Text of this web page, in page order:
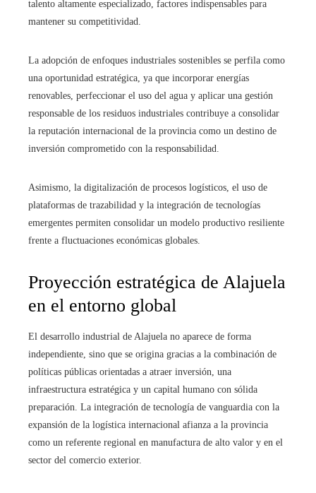
talento altamente especializado, factores indispensables para
mantener su competitividad.
La adopción de enfoques industriales sostenibles se perfila como
una oportunidad estratégica, ya que incorporar energías
renovables, perfeccionar el uso del agua y aplicar una gestión
responsable de los residuos industriales contribuye a consolidar
la reputación internacional de la provincia como un destino de
inversión comprometido con la responsabilidad.
Asimismo, la digitalización de procesos logísticos, el uso de
plataformas de trazabilidad y la integración de tecnologías
emergentes permiten consolidar un modelo productivo resiliente
frente a fluctuaciones económicas globales.
Proyección estratégica de Alajuela
en el entorno global
El desarrollo industrial de Alajuela no aparece de forma
independiente, sino que se origina gracias a la combinación de
políticas públicas orientadas a atraer inversión, una
infraestructura estratégica y un capital humano con sólida
preparación. La integración de tecnología de vanguardia con la
expansión de la logística internacional afianza a la provincia
como un referente regional en manufactura de alto valor y en el
sector del comercio exterior.